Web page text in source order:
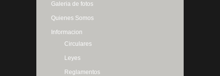
Galeria de fotos
Quienes Somos
Informacion
Circulares
Leyes
Reglamentos